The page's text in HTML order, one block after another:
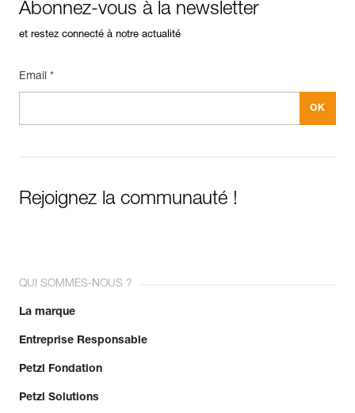
Abonnez-vous à la newsletter
et restez connecté à notre actualité
Email *
Rejoignez la communauté !
QUI SOMMES-NOUS ?
La marque
Entreprise Responsable
Petzl Fondation
Petzl Solutions